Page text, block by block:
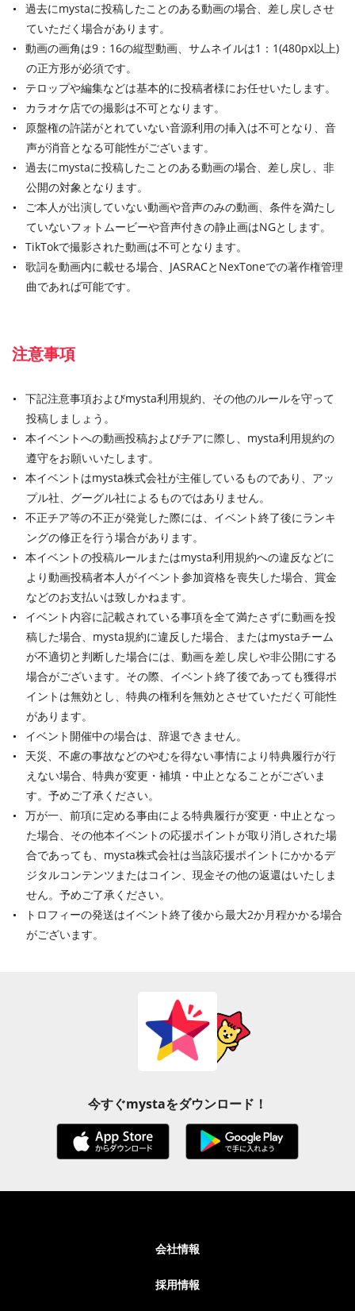
過去にmystaに投稿したことのある動画の場合、差し戻しさせ
ていただく場合があります。
動画の画角は9：16の縦型動画、サムネイルは1：1(480px以上)
の正方形が必須です。
テロップや編集などは基本的に投稿者様にお任せいたします。
カラオケ店での撮影は不可となります。
原盤権の許諾がとれていない音源利用の挿入は不可となり、音
声が消音となる可能性がございます。
過去にmystaに投稿したことのある動画の場合、差し戻し、非
公開の対象となります。
ご本人が出演していない動画や音声のみの動画、条件を満たし
ていないフォトムービーや音声付きの静止画はNGとします。
TikTokで撮影された動画は不可となります。
歌詞を動画内に載せる場合、JASRACとNexToneでの著作権管理
曲であれば可能です。
注意事項
下記注意事項およびmysta利用規約、その他のルールを守って
投稿しましょう。
本イベントへの動画投稿およびチアに際し、mysta利用規約の
遵守をお願いいたします。
本イベントはmysta株式会社が主催しているものであり、アッ
プル社、グーグル社によるものではありません。
不正チア等の不正が発覚した際には、イベント終了後にランキ
ングの修正を行う場合があります。
本イベントの投稿ルールまたはmysta利用規約への違反などに
より動画投稿者本人がイベント参加資格を喪失した場合、賞金
などのお支払いは致しかねます。
イベント内容に記載されている事項を全て満たさずに動画を投
稿した場合、mysta規約に違反した場合、またはmystaチーム
が不適切と判断した場合には、動画を差し戻しや非公開にする
場合がございます。その際、イベント終了後であっても獲得ポ
イントは無効とし、特典の権利を無効とさせていただく可能性
があります。
イベント開催中の場合は、辞退できません。
天災、不慮の事故などのやむを得ない事情により特典履行が行
えない場合、特典が変更・補填・中止となることがございま
す。予めご了承ください。
万が一、前項に定める事由による特典履行が変更・中止となっ
た場合、その他本イベントの応援ポイントが取り消しされた場
合であっても、mysta株式会社は当該応援ポイントにかかるデ
ジタルコンテンツまたはコイン、現金その他の返還はいたしま
せん。予めご了承ください。
トロフィーの発送はイベント終了後から最大2か月程かかる場合
がございます。
今すぐmystaをダウンロード！
会社情報
採用情報